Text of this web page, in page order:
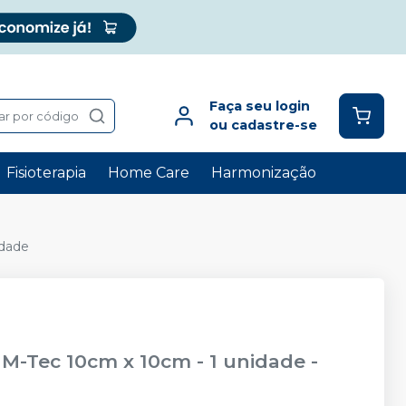
por código
Faça seu login
ou cadastre-se
Fisioterapia Home Care Harmonização
Tec 10cm x 10cm - 1 unidade -